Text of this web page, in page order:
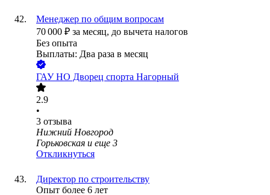
Менеджер по общим вопросам
70 000 ₽ за месяц, до вычета налогов
Без опыта
Выплаты: Два раза в месяц
ГАУ НО Дворец спорта Нагорный
2.9
•
3 отзыва
Нижний Новгород
Горьковская и еще 3
Откликнуться
Директор по строительству
Опыт более 6 лет